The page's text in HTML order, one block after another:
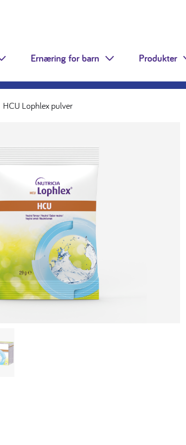
Toggle Dropdown
Ernæring for barn Toggle Dropdown
Produkter
HCU Lophlex pulver